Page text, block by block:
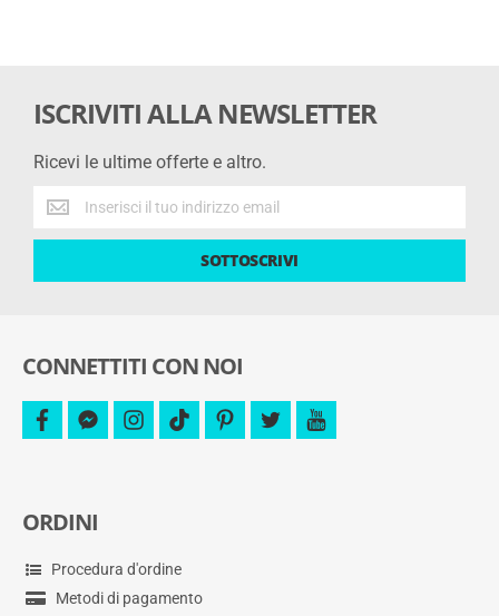
ISCRIVITI ALLA NEWSLETTER
Ricevi le ultime offerte e altro.
Ricevi
ultime
SOTTOSCRIVI
CONNETTITI CON NOI
facebookfacebook-
messenger
instagram
tiktokpinterest
twitteryoutube
ORDINI
Procedura d'ordine
Metodi di pagamento